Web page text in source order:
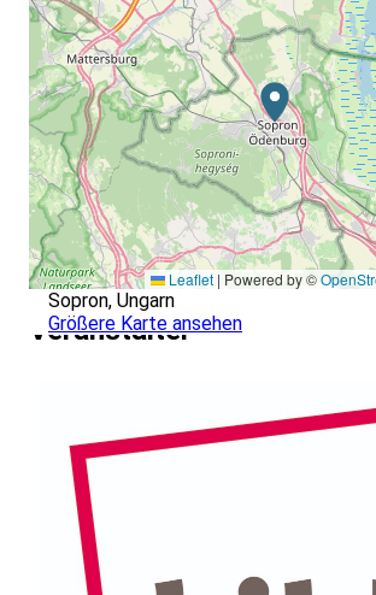
Leaflet | Powered by ©
Sopron, Ungarn
Größere Karte ansehen
Veranstalter